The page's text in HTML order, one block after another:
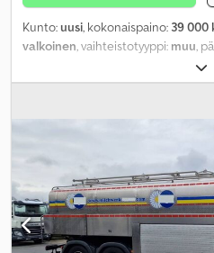
Kunto:uusi, kokonaispaino: 39 000
valkoinen, vaihteistotyyppi: muu,
, maksimi
ilma, kuormatilan tilavuus:50 m³,
takarenkaan koko:385/65 R 22.5 ,